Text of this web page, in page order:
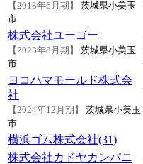
【2018年6月期】
茨城県小美玉
市
株式会社ユーゴー
【2023年8月期】
茨城県小美玉
市
ヨコハマモールド株式会
社
【2024年12月期】
茨城県小美玉
市
横浜ゴム株式会社(31)
株式会社カドヤカンパニ